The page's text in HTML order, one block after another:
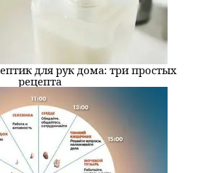
для рук дома: три простых
рецепта